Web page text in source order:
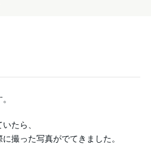
たら、
撮った写真がでてきました。